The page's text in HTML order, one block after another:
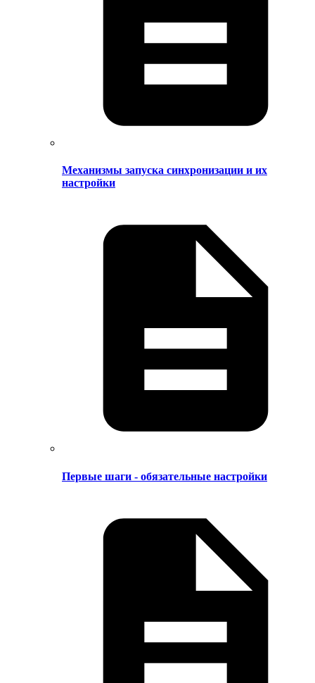
Механизмы запуска синхронизации и их
настройки
Первые шаги - обязательные настройки